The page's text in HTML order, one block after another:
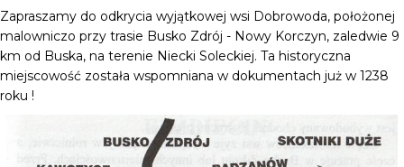
Zapraszamy do odkrycia wyjątkowej wsi Dobrowoda, położonej
malowniczo przy trasie Busko Zdrój - Nowy Korczyn, zaledwie 9
km od Buska, na terenie Niecki Soleckiej. Ta historyczna
miejscowość została wspomniana w dokumentach już w 1238
roku !